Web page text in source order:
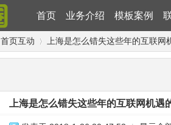
首页 业务介绍 模板案例
首页互动
›
上海是怎么错失这些年的互联网
上海是怎么错失这些年的互联网机遇